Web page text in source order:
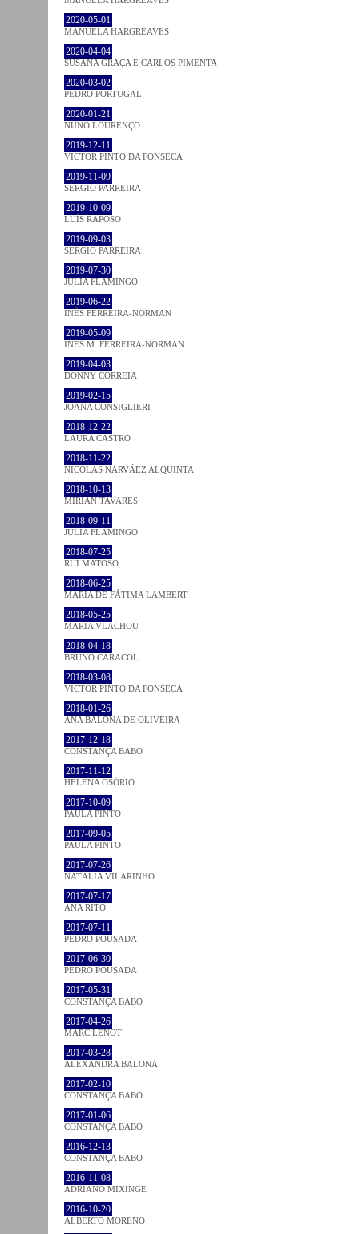
2020-05-01
MANUELA HARGREAVES
2020-04-04
SUSANA GRAÇA E CARLOS PIMENTA
2020-03-02
PEDRO PORTUGAL
2020-01-21
NUNO LOURENÇO
2019-12-11
VICTOR PINTO DA FONSECA
2019-11-09
SÉRGIO PARREIRA
2019-10-09
LUÍS RAPOSO
2019-09-03
SÉRGIO PARREIRA
2019-07-30
JULIA FLAMINGO
2019-06-22
INÊS FERREIRA-NORMAN
2019-05-09
INÊS M. FERREIRA-NORMAN
2019-04-03
DONNY CORREIA
2019-02-15
JOANA CONSIGLIERI
2018-12-22
LAURA CASTRO
2018-11-22
NICOLÁS NARVÁEZ ALQUINTA
2018-10-13
MIRIAN TAVARES
2018-09-11
JULIA FLAMINGO
2018-07-25
RUI MATOSO
2018-06-25
MARIA DE FÁTIMA LAMBERT
2018-05-25
MARIA VLACHOU
2018-04-18
BRUNO CARACOL
2018-03-08
VICTOR PINTO DA FONSECA
2018-01-26
ANA BALONA DE OLIVEIRA
2017-12-18
CONSTANÇA BABO
2017-11-12
HELENA OSÓRIO
2017-10-09
PAULA PINTO
2017-09-05
PAULA PINTO
2017-07-26
NATÁLIA VILARINHO
2017-07-17
ANA RITO
2017-07-11
PEDRO POUSADA
2017-06-30
PEDRO POUSADA
2017-05-31
CONSTANÇA BABO
2017-04-26
MARC LENOT
2017-03-28
ALEXANDRA BALONA
2017-02-10
CONSTANÇA BABO
2017-01-06
CONSTANÇA BABO
2016-12-13
CONSTANÇA BABO
2016-11-08
ADRIANO MIXINGE
2016-10-20
ALBERTO MORENO